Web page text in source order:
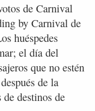
de Carnival
by Carnival de
huéspedes
el día del
que no estén
de la
destinos de